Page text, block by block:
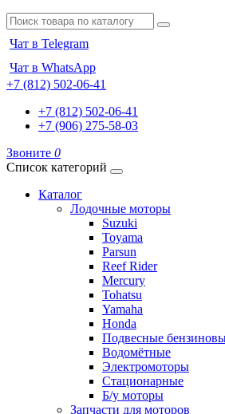
Чат в Telegram
Чат в WhatsApp
+7 (812) 502-06-41
+7 (812) 502-06-41
+7 (906) 275-58-03
Звоните 0
Список категорий
Каталог
Лодочные моторы
Suzuki
Toyama
Parsun
Reef Rider
Mercury
Tohatsu
Yamaha
Honda
Подвесные
Водомётные
Электромоторы
Стационарные
Б/у моторы
Запчасти для моторов